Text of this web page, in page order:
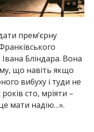
прем’єрну
Бліндара. Вона
що навіть якщо
вибуху і туди не
сто, мріяти –
мати надію…».